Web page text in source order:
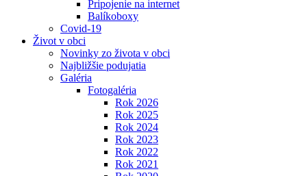
Pripojenie na internet
Balíkoboxy
Covid-19
Život v obci
Novinky zo života v obci
Najbližšie podujatia
Galéria
Fotogaléria
Rok 2026
Rok 2025
Rok 2024
Rok 2023
Rok 2022
Rok 2021